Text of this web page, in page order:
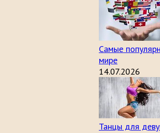
Самые
мире
14.07.2026
Танцы для